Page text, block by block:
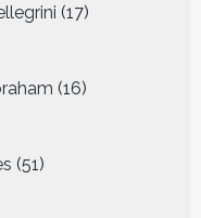
17
producten
16
producten
51
producten